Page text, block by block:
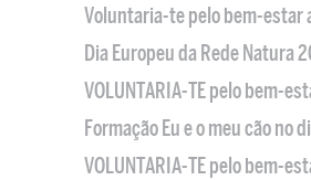
Voluntaria-te pelo bem-estar
Dia Europeu da Rede Natura
VOLUNTARIA-TE pelo bem-
Formação Eu e o meu cão no
VOLUNTARIA-TE pelo bem-